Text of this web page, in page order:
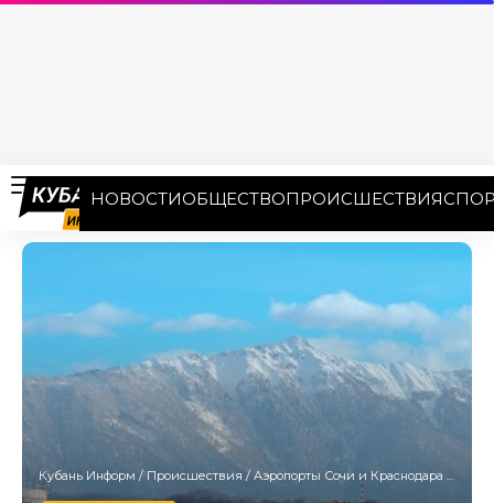
НОВОСТИОБЩЕСТВОПРОИСШЕСТВИЯ
Кубань Информ / Происшествия / Аэропорты Сочи и Краснодара временно прекратили авиасообщение из-за угрозы БПЛА